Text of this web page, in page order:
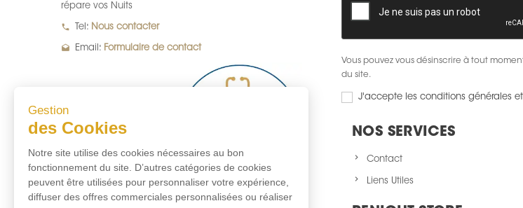
Gestion
des Cookies
Notre site utilise des cookies nécessaires au bon
fonctionnement du site. D’autres catégories de cookies
peuvent être utilisées pour personnaliser votre expérience,
diffuser des offres commerciales personnalisées ou réaliser
répare vos Nuits
local_phone Tel: Nous contacter
drafts Email: Formulaire de contact
Vous pouvez vous désinscrire à tout
du site.
J'accepte les conditions générales
NOS SERVICES
Contact
Liens Utiles